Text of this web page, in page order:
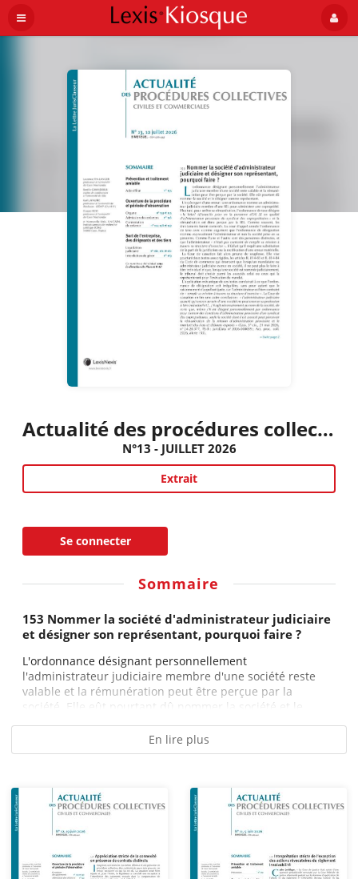
Actualité des procédures collectives civiles et commerciales
N°13 - JUILLET 2026
Extrait
Se connecter
Sommaire
153 Nommer la société d'administrateur judiciaire
et désigner son représentant, pourquoi faire ?
L'ordonnance désignant personnellement
l'administrateur judiciaire membre d'une société reste
valable et la rémunération peut être perçue par la
société. Elle eût pourtant dû nommer la société et le...
En lire plus